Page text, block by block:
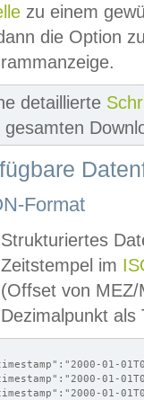
zu einem
die Option
detaillierte
gesamten
Format
Strukturiertes
Zeitstempel im
(Offset von MEZ/
Dezimalpunkt als
01-
01-
01-